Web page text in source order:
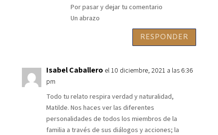
Por pasar y dejar tu comentario
Un abrazo
RESPONDER
Isabel Caballero el 10 diciembre, 2021 a las 6:36
pm
Todo tu relato respira verdad y naturalidad,
Matilde. Nos haces ver las diferentes
personalidades de todos los miembros de la
familia a través de sus diálogos y acciones; la